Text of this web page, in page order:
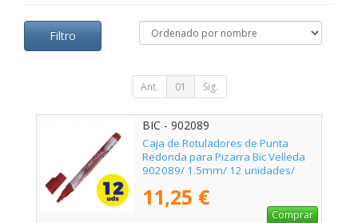
Filtro
Ant. 01 Sig.
BIC - 902089
Caja de Rotuladores de Punta
Redonda para Pizarra Bic Velleda
902089/ 1.5mm/ 12 unidades/
11,25 €
Comprar